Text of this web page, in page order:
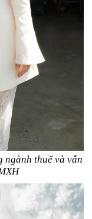
ngành thuế và vẫn